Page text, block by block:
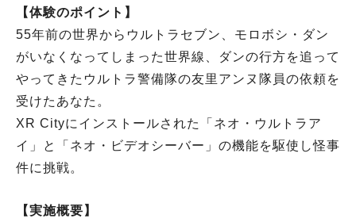
【体験のポイント】
55年前の世界からウルトラセブン、モロボシ・ダン
がいなくなってしまった世界線、ダンの行方を追って
やってきたウルトラ警備隊の友里アンヌ隊員の依頼を
受けたあなた。
XR Cityにインストールされた「ネオ・ウルトラア
イ」と「ネオ・ビデオシーバー」の機能を駆使し怪事
件に挑戦。
【実施概要】